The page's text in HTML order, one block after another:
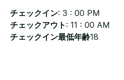
チェックイン: 3 : 00 PM
チェックアウト : 11 : 00 AM
チェックイン最低年齢18